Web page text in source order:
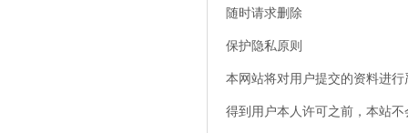
随时请求删除
保护隐私原则
本网站将对用户提交的资料进
得到用户本人许可之前，本站